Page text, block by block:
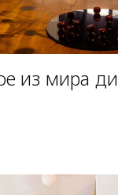
из мира